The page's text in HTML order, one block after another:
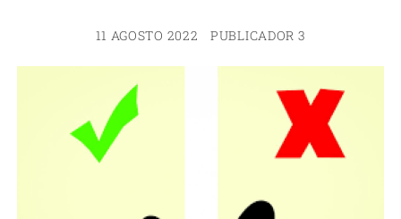
11 AGOSTO 2022 PUBLICADOR 3